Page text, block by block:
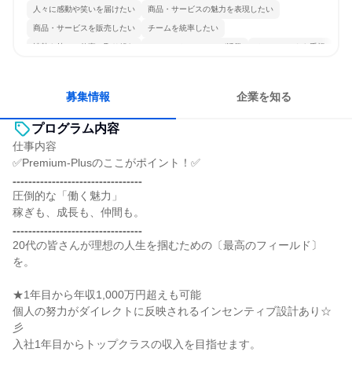
人々に感動や笑いを届けたい 商品・サービスの魅力を表現したい
商品・サービスを販売したい チームを統率したい
情熱を持って仕事に取り組む コミュニケーションが活発 チームワークを重視
募集情報 企業を知る
プログラム内容
仕事内容
✅Premium-Plusのここがポイント！✅
₌₌₌₌₌₌₌₌₌₌₌₌₌₌₌₌₌₌₌₌₌₌₌₌₌₌₌₌₌₌₌₌₌
圧倒的な「働く魅力」
稼ぎも、成長も、仲間も。
₌₌₌₌₌₌₌₌₌₌₌₌₌₌₌₌₌₌₌₌₌₌₌₌₌₌₌₌₌₌₌₌₌
20代の皆さんが理想の人生を掴むための〔最高のフィールド〕
を。
★1年目から年収1,000万円超えも可能
個人の努力がダイレクトに反映されるインセンティブ設計あり☆
彡
入社1年目からトップクラスの収入を目指せます。